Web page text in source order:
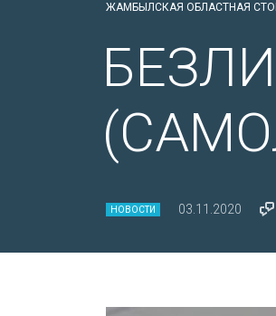
ЖАМБЫЛСКАЯ ОБЛАСТНАЯ
НОВОСТИ 03.11.2020